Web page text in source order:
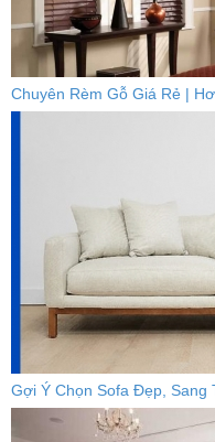
Chuyên Rèm Gỗ Giá Rẻ |
Gợi Ý Chọn Sofa Đẹp, Sang